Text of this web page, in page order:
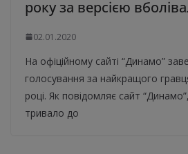
року за версією
02.01.2020
На офіційному сайті “Динамо”
голосування за найкращого
році. Як повідомляє сайт
тривало до